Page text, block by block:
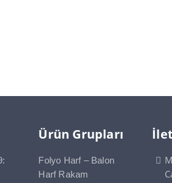
Ürün Grupları
Folyo Harf – Balon
Harf Rakam